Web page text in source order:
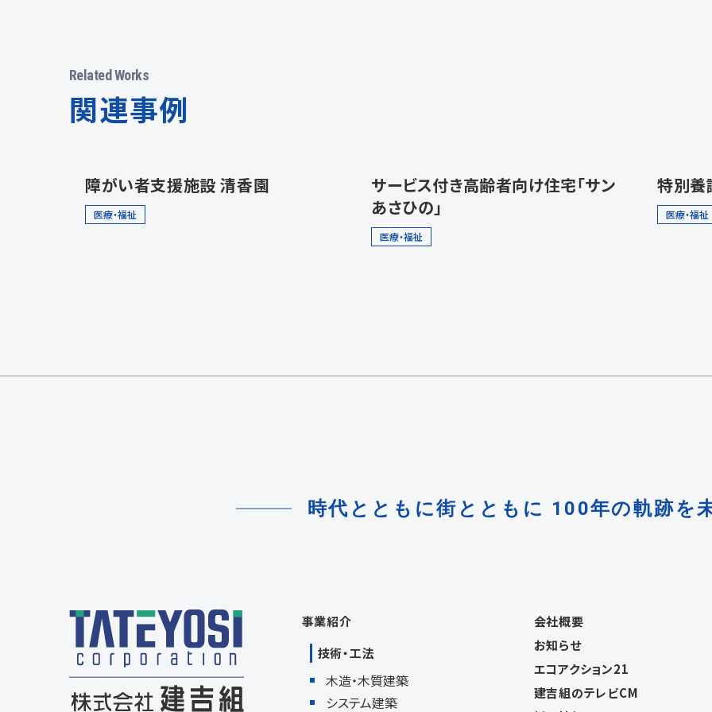
Related Works
関連事例
障がい者支援施設 清香園
医療・福祉
サービス付き高齢者向け住宅「サン
あさひの」
医療・福祉
特別養
医療・福祉
時代とともに街とともに 100年の軌跡を
事業紹介
技術・工法
木造・木質建築
システム建築
会社概要
お知らせ
エコアクション21
建吉組のテレビCM